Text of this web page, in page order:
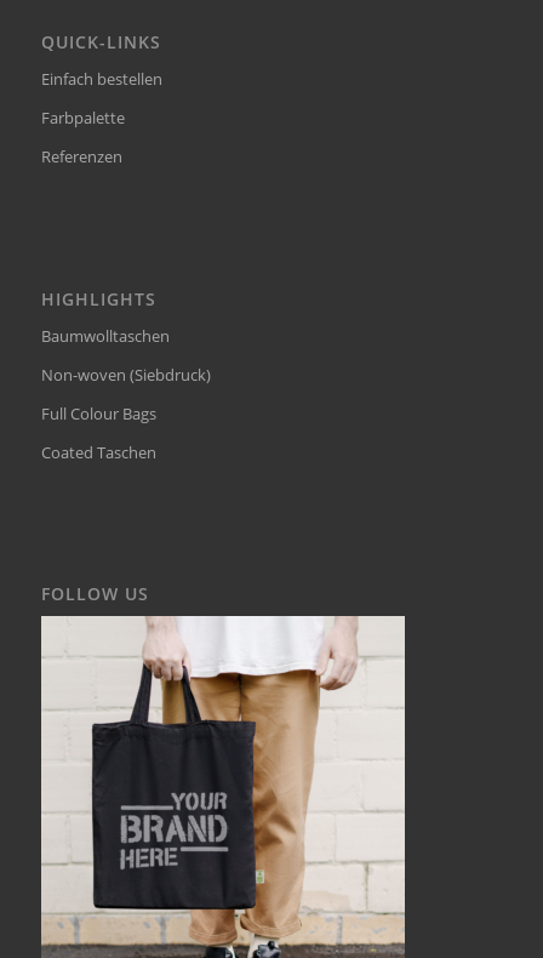
QUICK-LINKS
Einfach bestellen
Farbpalette
Referenzen
HIGHLIGHTS
Baumwolltaschen
Non-woven (Siebdruck)
Full Colour Bags
Coated Taschen
FOLLOW US